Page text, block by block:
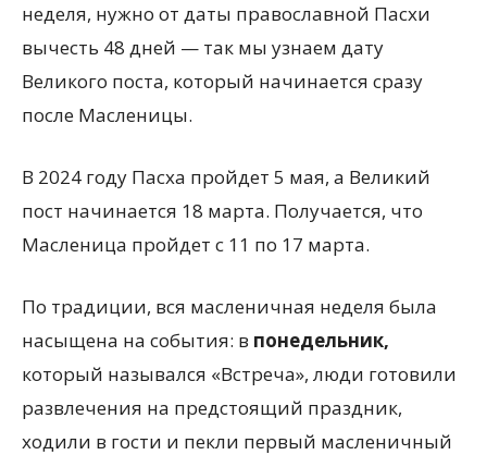
неделя, нужно от даты православной Пасхи
вычесть 48 дней — так мы узнаем дату
Великого поста, который начинается сразу
после Масленицы.
В 2024 году Пасха пройдет 5 мая, а Великий
пост начинается 18 марта. Получается, что
Масленица пройдет с 11 по 17 марта.
По традиции, вся масленичная неделя была
насыщена на события: в понедельник,
который назывался «Встреча», люди готовили
развлечения на предстоящий праздник,
ходили в гости и пекли первый масленичный